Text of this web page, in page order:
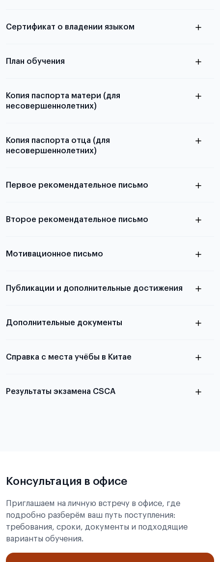
Для примеров заполнения и пустых
Сертификат о владении языком
План обучения
Копия паспорта матери (для
несовершеннолетних)
Копия паспорта отца (для
несовершеннолетних)
выезда
Первое рекомендательное письмо
письма
Второе рекомендательное письмо
письма
Мотивационное письмо
статье
Публикации и дополнительные достижения
Дополнительные документы
Справка с места учёбы в Китае
Результаты экзамена CSCA
Консультация в офисе
Приглашаем на личную встречу в офисе, где
подробно разберём ваш путь поступления:
требования, сроки, документы и подходящие
варианты обучения.